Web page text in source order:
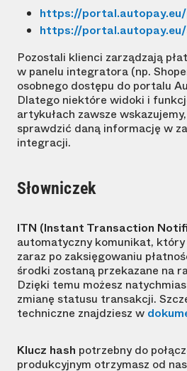
https://
https://
Pozostali klienci zarządzają
w panelu integratora (np.
osobnego dostępu do portalu
Dlatego niektóre widoki i
artykułach zawsze
sprawdzić daną informację w
integracji.
Słowniczek
ITN (Instant Transaction
automatyczny komunikat, który
zaraz po zaksięgowaniu
środki zostaną przekazane na
Dzięki temu możesz
zmianę statusu transakcji.
techniczne znajdziesz w
Klucz hash potrzebny do
produkcyjnym otrzymasz od